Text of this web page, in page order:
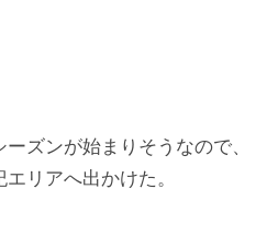
ズンが始まりそうなので、
リアへ出かけた。